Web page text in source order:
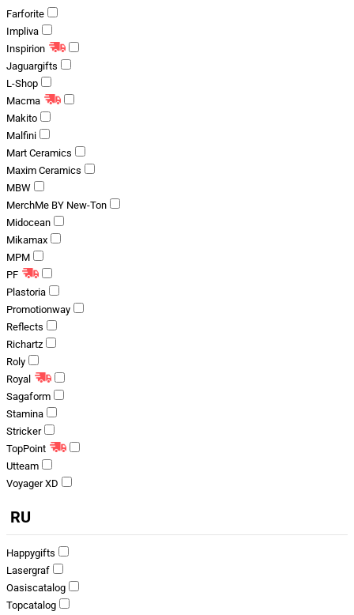
Farforite
Impliva
Inspirion
Jaguargifts
L-Shop
Macma
Makito
Malfini
Mart Ceramics
Maxim Ceramics
MBW
MerchMe BY New-Ton
Midocean
Mikamax
MPM
PF
Plastoria
Promotionway
Reflects
Richartz
Roly
Royal
Sagaform
Stamina
Stricker
TopPoint
Utteam
Voyager XD
RU
Happygifts
Lasergraf
Oasiscatalog
Topcatalog